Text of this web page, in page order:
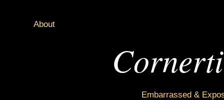
About
Embarrassed &